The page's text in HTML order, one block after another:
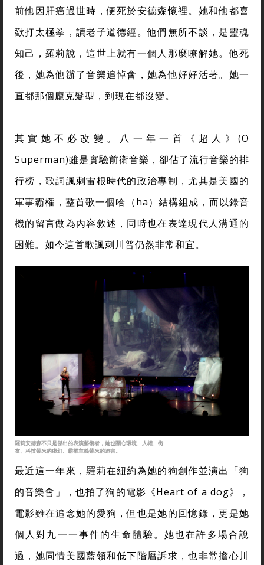
前他因肝癌過世時，便死於安德森懷裡。她和他都喜
歡打太極拳，讀老子道德經。他們無所不談，是靈魂
知己，羅莉說，這世上就有一個人那麼暸解她。他死
後，她為他辦了音樂追悼會，她為他好好活著。她一
直都那個龐克髮型，到現在都沒變。
其實她不必改變。八一年一首《超人》(O
Superman)雖是實驗前衛音樂，卻佔了流行音樂的排
行榜，歌詞諷刺雷根時代的政治專制，尤其是美國的
軍事霸權，整首歌一個哈（ha）結構組成，而以錄音
機的留言做為內容敘述，同時也在表達現代人溝通的
困難。如今這首歌諷刺川普仍然非常和宜。
羅莉安德森不只是傑出的表演藝術者，她也關心環境、人權、街
友、科技帶來的虛幻、霸權主義帶來的迫害。
最近這一年來，羅莉在紐約為她的狗創作並演出「狗
的音樂會」，也拍了狗的電影《Heart of a dog》，
電影雖在追念她的愛狗，但也是她的回憶錄，更是她
個人對九一一事件的生命體驗。她也在許多場合說
過，她同情美國藍領和低下階層訴求，也非常擔心川